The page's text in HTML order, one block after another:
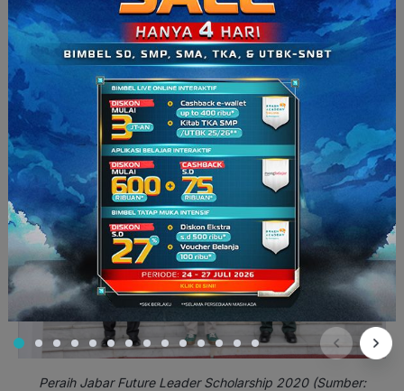
Seleksi Administrasi: 18 Juli-6 Agustus 2021
Verifikasi Perguruan Tinggi: 12 Agustus-26 Agustus 2021
Seleksi Pemprov Jabar 30 Agustus-10 September 2021
Pengumuman Penerima Beasiswa: 22 September 2021
Launching & Sharing: 22 September 2021
Pencairan Dana Beasiswa: 22 Oktober-31 Oktober 2021
Peraih Jabar Future Leader Scholarship 2020 (Sumber: